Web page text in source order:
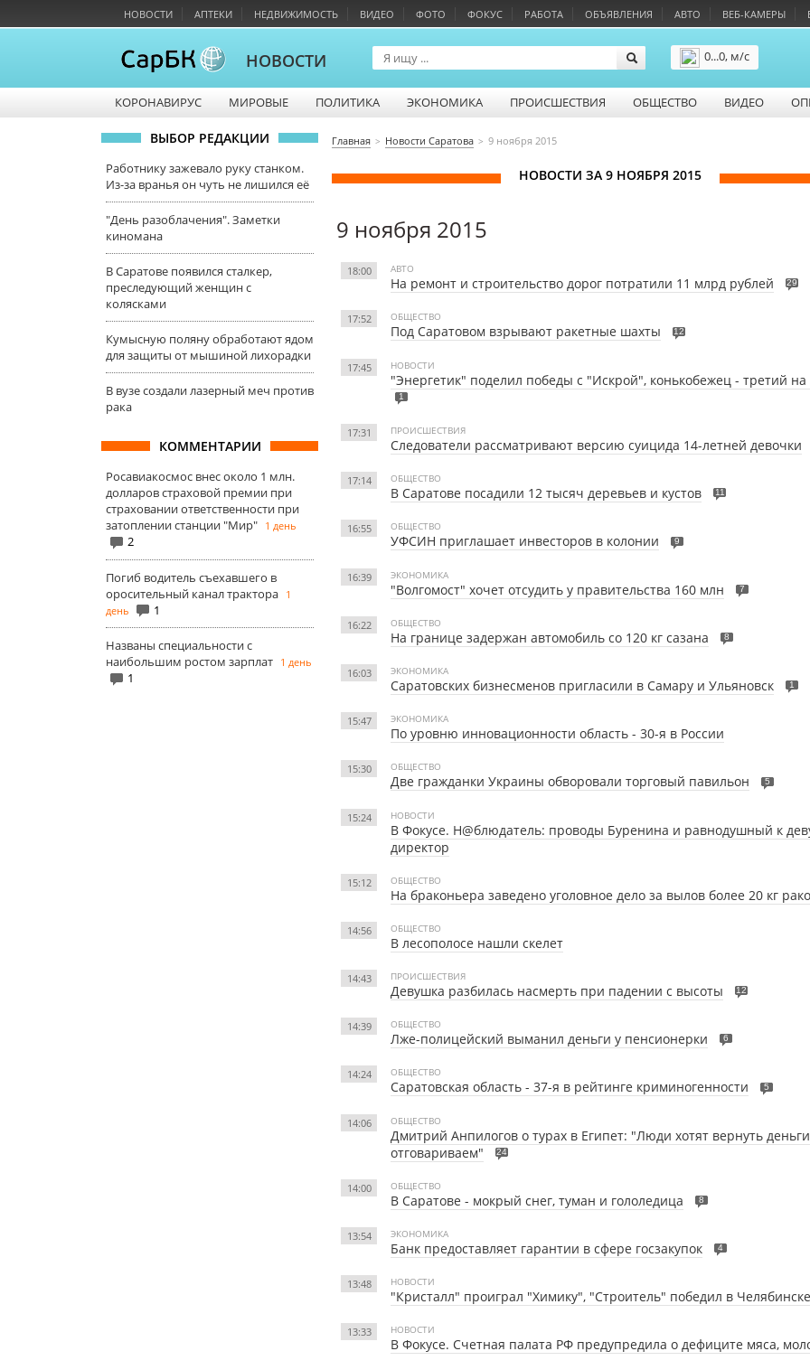
НОВОСТИ АПТЕКИ НЕДВИЖИМОСТЬ ВИДЕО ФОТО ФОКУС РАБОТА ОБЪЯВЛЕНИЯ АВТО ВЕБ-КАМЕРЫ
НОВОСТИ
0...0, м/с
КОРОНАВИРУС МИРОВЫЕ ПОЛИТИКА ЭКОНОМИКА ПРОИСШЕСТВИЯ ОБЩЕСТВО ВИДЕО
ВЫБОР РЕДАКЦИИ
Работнику зажевало руку станком.
Из-за вранья он чуть не лишился её
"День разоблачения". Заметки
киномана
В Саратове появился сталкер,
преследующий женщин с
колясками
Кумысную поляну обработают ядом
для защиты от мышиной лихорадки
В вузе создали лазерный меч против
рака
КОММЕНТАРИИ
Росавиакосмос внес около 1 млн.
долларов страховой премии при
страховании ответственности при
затоплении станции "Мир" 1 день
2
Погиб водитель съехавшего в
оросительный канал трактора 1
день
1
Названы специальности с
наибольшим ростом зарплат 1 день
1
Главная Новости Саратова 9 ноября 2015
НОВОСТИ ЗА 9 НОЯБРЯ 2015
9 ноября 2015
18:00 АВТО
На ремонт и строительство дорог потратили 11 млрд рублей 29
17:52 ОБЩЕСТВО
Под Саратовом взрывают ракетные шахты 12
17:45 НОВОСТИ
"Энергетик" поделил победы с "Искрой", конькобежец - третий на
1
17:31 ПРОИСШЕСТВИЯ
Следователи рассматривают версию суицида 14-летней девочки
17:14 ОБЩЕСТВО
В Саратове посадили 12 тысяч деревьев и кустов 11
16:55 ОБЩЕСТВО
УФСИН приглашает инвесторов в колонии 9
16:39 ЭКОНОМИКА
"Волгомост" хочет отсудить у правительства 160 млн 7
16:22 ОБЩЕСТВО
На границе задержан автомобиль со 120 кг сазана 8
16:03 ЭКОНОМИКА
Саратовских бизнесменов пригласили в Самару и Ульяновск 1
15:47 ЭКОНОМИКА
По уровню инновационности область - 30-я в России
15:30 ОБЩЕСТВО
Две гражданки Украины обворовали торговый павильон 5
15:24 НОВОСТИ
В Фокусе. Н@блюдатель: проводы Буренина и равнодушный к
директор
15:12 ОБЩЕСТВО
На браконьера заведено уголовное дело за вылов более 20 кг
14:56 ОБЩЕСТВО
В лесополосе нашли скелет
14:43 ПРОИСШЕСТВИЯ
Девушка разбилась насмерть при падении с высоты 12
14:39 ОБЩЕСТВО
Лже-полицейский выманил деньги у пенсионерки 6
14:24 ОБЩЕСТВО
Саратовская область - 37-я в рейтинге криминогенности 5
14:06 ОБЩЕСТВО
Дмитрий Анпилогов о турах в Египет: "Люди хотят вернуть
отговариваем"
24
14:00 ОБЩЕСТВО
В Саратове - мокрый снег, туман и гололедица 8
13:54 ЭКОНОМИКА
Банк предоставляет гарантии в сфере госзакупок 4
13:48 НОВОСТИ
"Кристалл" проиграл "Химику", "Строитель" победил в Челябинске
13:33 НОВОСТИ
В Фокусе. Счетная палата РФ предупредила о дефиците мяса,